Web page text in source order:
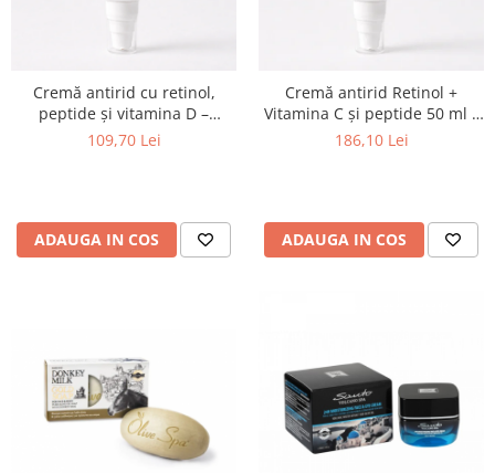
Cremă antirid cu retinol,
peptide și vitamina D –
Dermovita -D Farma Dorsch
109,70 Lei
ADAUGA IN COS
Cremă antirid Retinol +
Vitamina C și peptide 50 ml –
Farma Dorsch
186,10 Lei
ADAUGA IN COS